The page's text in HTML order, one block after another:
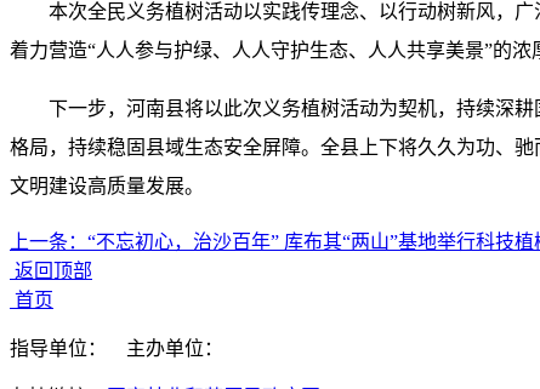
本次全民义务植树活动以实践传理念、以行动树新风，
着力营造“人人参与护绿、人人守护生态、人人共享美景”的浓
下一步，河南县将以此次义务植树活动为契机，持续深
格局，持续稳固县域生态安全屏障。全县上下将久久为功、
文明建设高质量发展。
上一条： “不忘初心，治沙百年” 库布其“两山”基地举行科技植
返回顶部
首页
指导单位： 主办单位：